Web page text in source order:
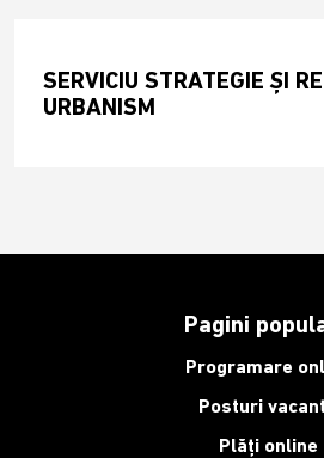
SERVICIU STRATEGIE ȘI
URBANISM
Pagini
Programare
Posturi
Plăți online